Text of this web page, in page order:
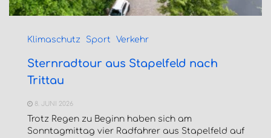
Klimaschutz Sport Verkehr
Sternradtour aus Stapelfeld nach
Trittau
8. JUNI 2026
Trotz Regen zu Beginn haben sich am
Sonntagmittag vier Radfahrer aus Stapelfeld auf